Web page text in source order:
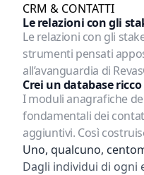
CRM & CONTATTI
Le relazioni con gli
Le relazioni con gli
strumenti pensati
all’avanguardia di
Crei un database
I moduli anagrafiche
fondamentali dei
aggiuntivi. Così
Uno, qualcuno,
Dagli individui di ogni